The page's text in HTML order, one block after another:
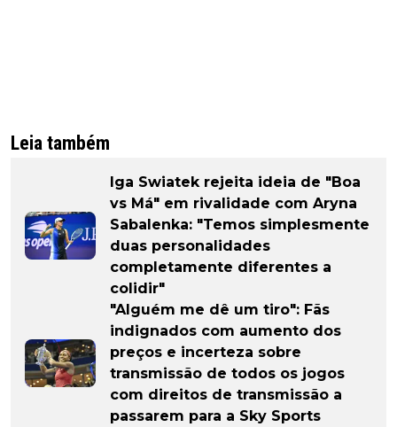
Leia também
Iga Swiatek rejeita ideia de "Boa
vs Má" em rivalidade com Aryna
Sabalenka: "Temos simplesmente
duas personalidades
completamente diferentes a
colidir"
"Alguém me dê um tiro": Fãs
indignados com aumento dos
preços e incerteza sobre
transmissão de todos os jogos
com direitos de transmissão a
passarem para a Sky Sports